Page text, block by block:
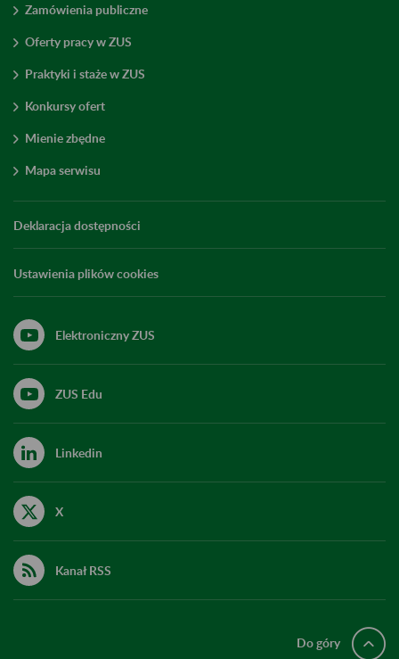
Zamówienia publiczne
Oferty pracy w ZUS
Praktyki i staże w ZUS
Konkursy ofert
Mienie zbędne
Mapa serwisu
Deklaracja dostępności
Ustawienia plików cookies
Elektroniczny ZUS
ZUS Edu
Linkedin
X
Kanał RSS
Do góry